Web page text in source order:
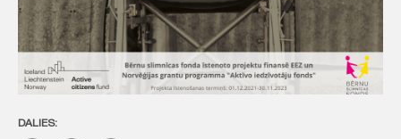
DALIES: